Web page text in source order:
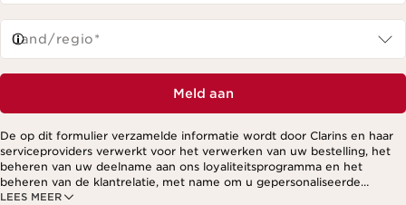
Land/regio*
Meld aan
LEES MEER
De op dit formulier verzamelde informatie wordt door Clarins en haar
serviceproviders verwerkt voor het verwerken van uw bestelling, het
beheren van uw deelname aan ons loyaliteitsprogramma en het
beheren van de klantrelatie, met name om u gepersonaliseerde
aanbiedingen te kunnen sturen op basis van uw eerdere aankopen en